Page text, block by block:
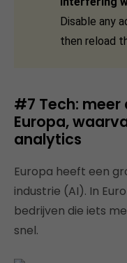
#7 Tech: meer
Europa,
analytics
Europa heeft een
industrie (AI). In
bedrijven die iets
snel.